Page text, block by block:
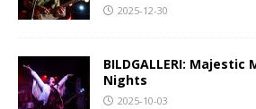
2025-12-30
BILDGALLERI:
Nights
2025-10-03